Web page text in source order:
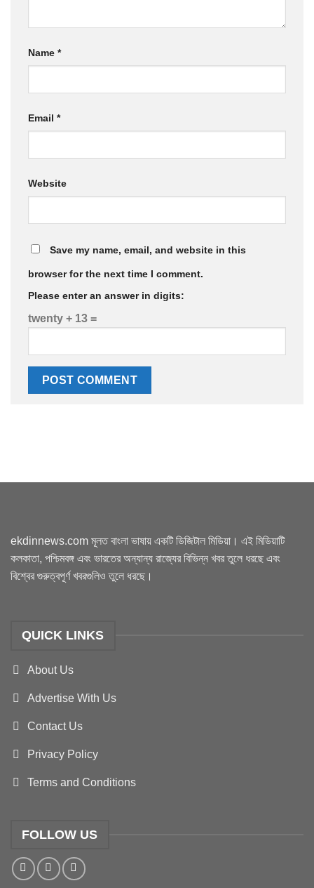
Name *
Email *
Website
Save my name, email, and website in this
browser for the next time I comment.
Please enter an answer in digits:
twenty + 13 =
ekdinnews.com মূলত বাংলা ভাষায় একটি ডিজিটাল মিডিয়া। এই মিডিয়াটি
কলকাতা, পশ্চিমবঙ্গ এবং ভারতের অন্যান্য রাজ্যের বিভিন্ন খবর তুলে ধরছে এবং
বিশ্বের গুরুত্বপূর্ণ খবরগুলিও তুলে ধরছে।
QUICK LINKS
About Us
Advertise With Us
Contact Us
Privacy Policy
Terms and Conditions
FOLLOW US